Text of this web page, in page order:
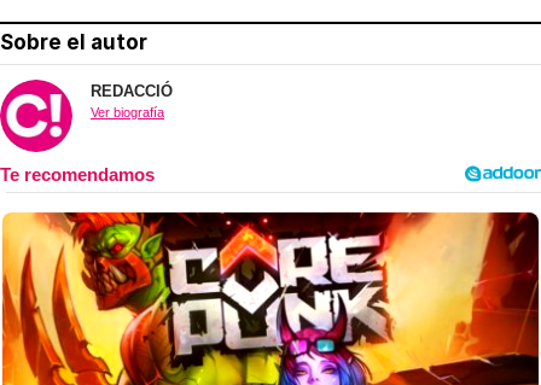
Sobre el autor
REDACCIÓ
Ver biografía